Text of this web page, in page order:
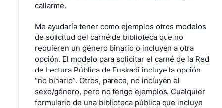
callarme.
Me ayudaría tener como ejemplos otros modelos
de solicitud del carné de biblioteca que no
requieren un género binario o incluyen a otra
opción. El modelo para solicitar el carné de la Red
de Lectura Pública de Euskadi incluye la opción
“no binario”. Otros, parece, no incluyen el
sexo/género, pero no tengo ejemplos. Cualquier
formulario de una biblioteca pública que incluye